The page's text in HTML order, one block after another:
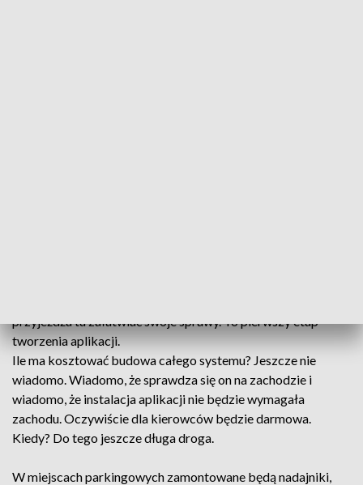
przyjeżdża tu załatwiać swoje sprawy. To pierwszy etap
tworzenia aplikacji.
Ile ma kosztować budowa całego systemu? Jeszcze nie
wiadomo. Wiadomo, że sprawdza się on na zachodzie i
wiadomo, że instalacja aplikacji nie będzie wymagała
zachodu. Oczywiście dla kierowców będzie darmowa.
Kiedy? Do tego jeszcze długa droga.
W miejscach parkingowych zamontowane będą nadajniki,